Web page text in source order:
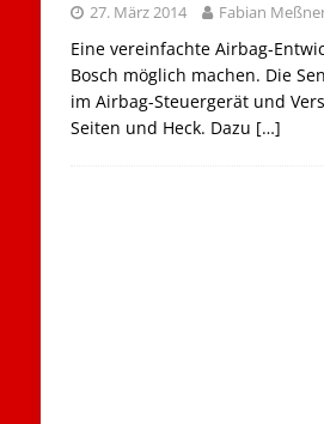
27. März 2014 Fabian
Eine vereinfachte Airbag-
Bosch möglich machen. Die
im Airbag-Steuergerät und
Seiten und Heck. Dazu […]